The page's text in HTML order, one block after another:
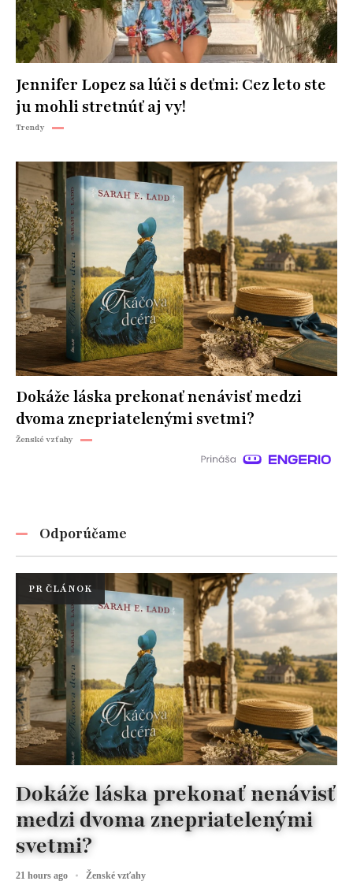
Jennifer Lopez sa lúči s deťmi: Cez leto ste
ju mohli stretnúť aj vy!
Trendy
Dokáže láska prekonať nenávisť medzi
dvoma znepriatelenými svetmi?
Ženské vzťahy
Odporúčame
PR ČLÁNOK
Dokáže láska prekonať nenávisť
medzi dvoma znepriatelenými
svetmi?
21 hours ago Ženské vzťahy